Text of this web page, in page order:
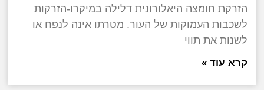
הזרקת חומצה היאלורונית דלילה במיקרו-הזרקות
לשכבות העמוקות של העור. מטרתו אינה לנפח או
לשנות את תווי
קרא עוד »